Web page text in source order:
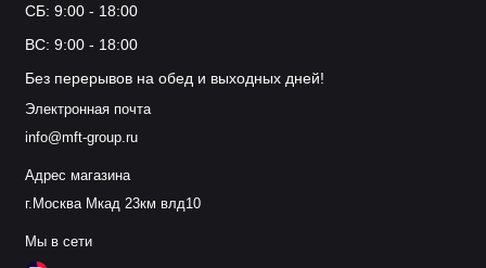
СБ: 9:00 - 18:00
ВС: 9:00 - 18:00
Без перерывов на обед и выходных дней!
Электронная почта
info@mft-group.ru
Адрес магазина
г.Москва Мкад 23км влд10
Мы в сети